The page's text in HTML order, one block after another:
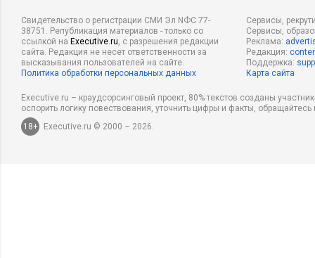
Свидетельство о регистрации СМИ Эл NФС 77-
38751. Републикация материалов - только со
ссылкой на Executive.ru, с разрешения редакции
сайта. Редакция не несет ответственности за
высказывания пользователей на сайте.
Политика обработки персональных данных
Сервисы,
Сервисы,
Реклама:
Редакция:
Поддержка:
Карта сайта
Executive.ru – краудсорсинговый проект, 80% текстов созданы
оспорить логику повествования, уточнить цифры и факты,
18+
Executive.ru © 2000 – 2026.